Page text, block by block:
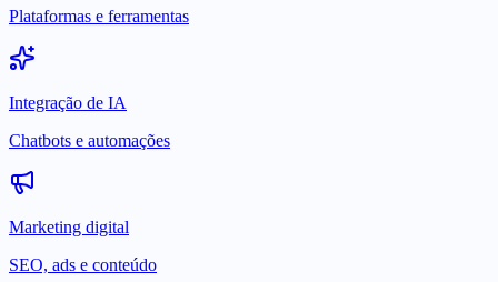
Plataformas e ferramentas
Integração de IA
Chatbots e automações
Marketing digital
SEO, ads e conteúdo